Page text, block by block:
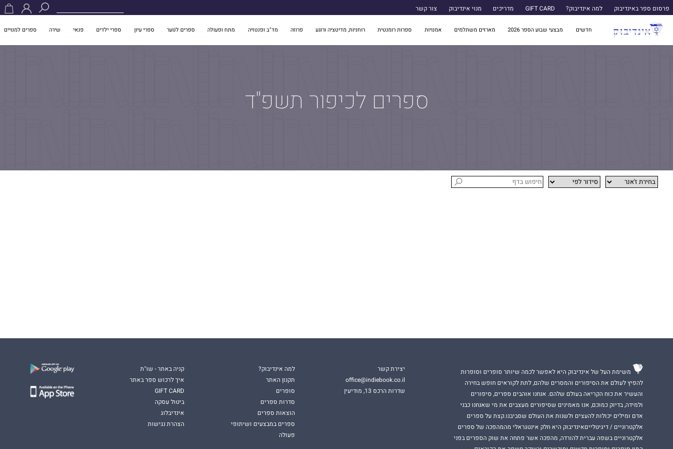
פרסום ספר באינדיבוק למה אינדיבוק? GIFT CARD מדריכים מנוי אינדיבוק צור קשר
חדשים מבצעי שבוע הספר 2026 מארזים משתלמים אמנויות ספרות רומנטית רוחניות, מדיטציה ורוגע פרוזה מד"ב ופנטזיה מתח ופעולה ספרים לנוער ספרי עיון ספרי ילדים פנאי שירה ספרים למנויים
ספרים לכיפור תשפ"ד
משימת העל של אינדיבוק היא לאפשר לכמה שיותר סופרים וסופרות
להפיץ לעולם את הסיפורים והמסרים שלהם, לתת לקוראים חופש בחירה
והעשיר את כוח הקריאה בעולם שלהם. אנחנו אוהבים ספרים, סיפורים
ולמידה, בדיוק כמוכם, אנו מאמינים שסיפורים מעצבים את מי שאנחנו כבני
אדם ומילים יכולות להעצים ולשנות את העולם שסביבנו.קצת על ספרים
אלקטרוניים / דיגיטלייםאינדיבוק היא חלק אינטגראלי מהמהפכה של ספרים
אלקטרוניים בשפה עברית להורדה, מהפכה אשר פתחה את שוק הספרים בפני
יצירת קשר
office@indiebook.co.il
שדרות הרכס 13, מודיעין
למה אינדיבוק?
תקנון האתר
סופרים
סדרות ספרים
הוצאות ספרים
ספרים במבצעים ושיתופי
פעולה
קניה באתר - שו"ת
איך לרכוש ספר באתר
GIFT CARD
ביטול עסקה
אינדיבלוג
הצהרת נגישות